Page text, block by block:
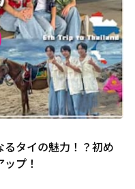
るタイの魅力！？初め
プ！